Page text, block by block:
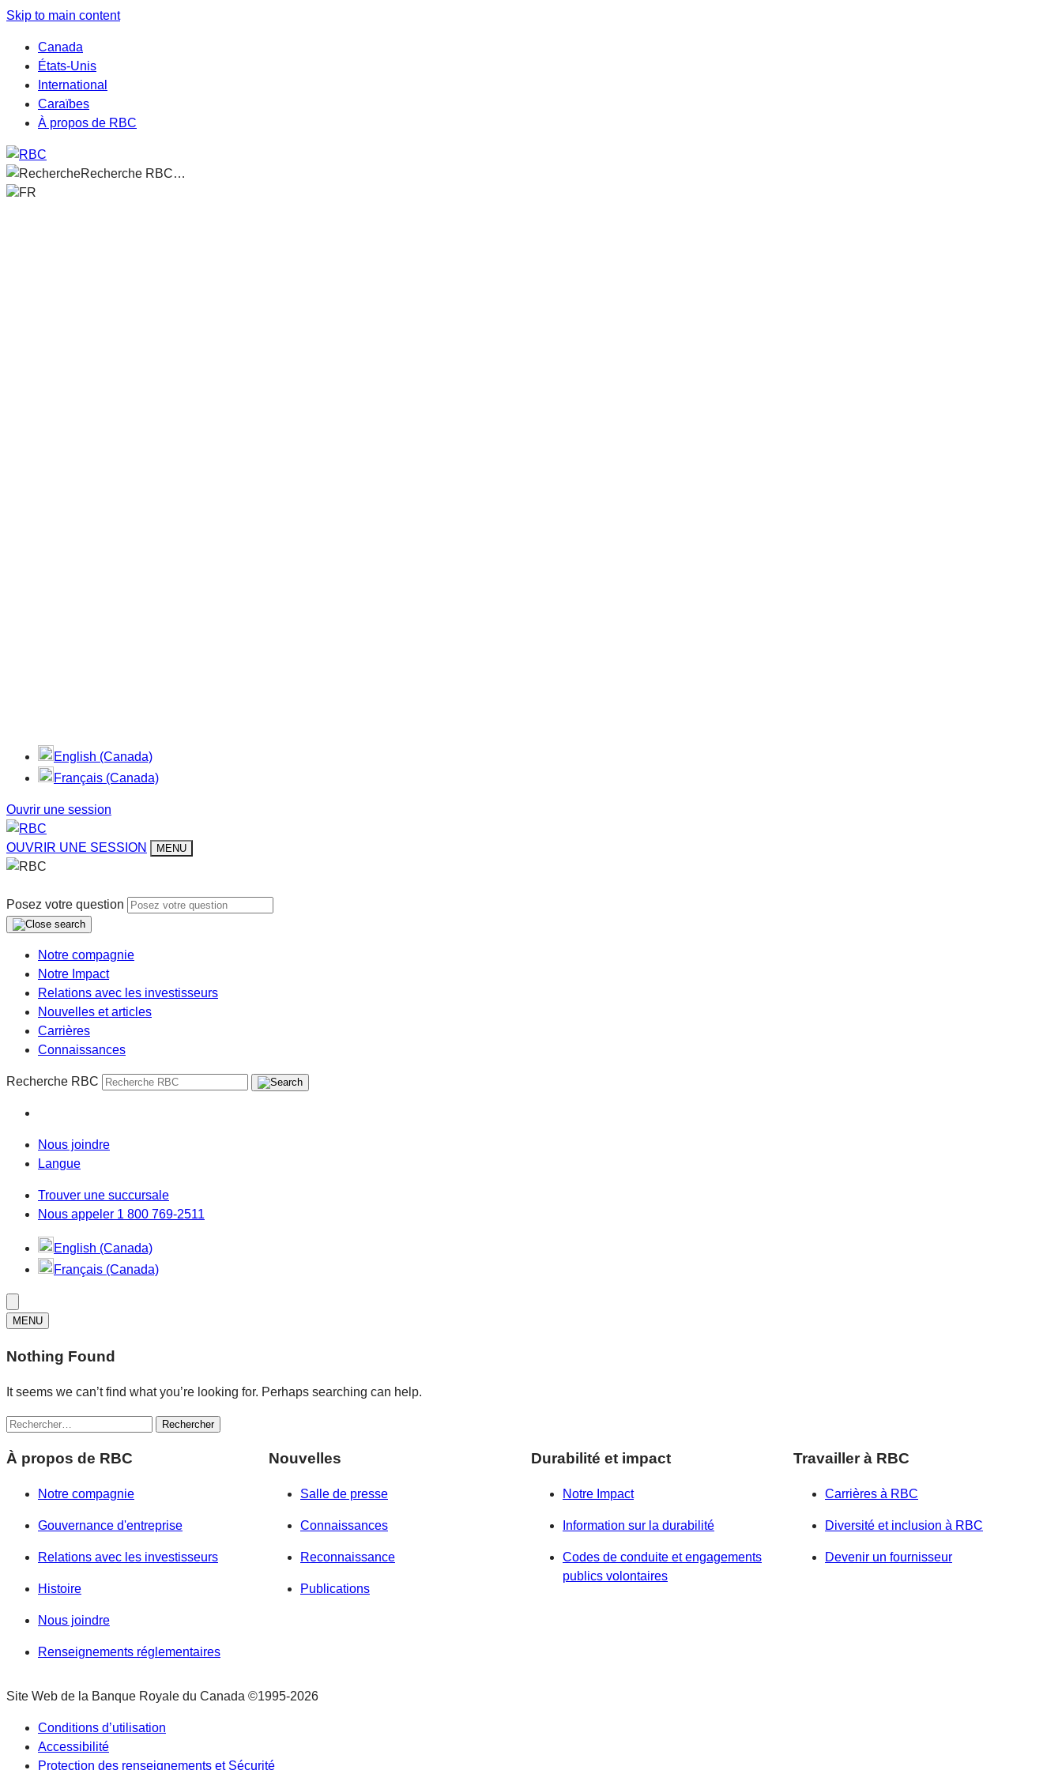
Skip to main content
Canada
États-Unis
International
Caraïbes
À propos de RBC
Recherche RBC…
FR
English (Canada)
Français (Canada)
Ouvrir une session
OUVRIR UNE SESSION MENU
Posez votre question
Notre compagnie
Notre Impact
Relations avec les investisseurs
Nouvelles et articles
Carrières
Connaissances
Recherche RBC
Nous joindre
Langue
Trouver une succursale
Nous appeler 1 800 769-2511
English (Canada)
Français (Canada)
MENU
Nothing Found
It seems we can’t find what you’re looking for. Perhaps searching can help.
Rechercher :
À propos de RBC
Notre compagnie
Gouvernance d'entreprise
Relations avec les investisseurs
Histoire
Nous joindre
Renseignements réglementaires
Nouvelles
Salle de presse
Connaissances
Reconnaissance
Publications
Durabilité et impact
Notre Impact
Information sur la durabilité
Codes de conduite et engagements
publics volontaires
Travailler à RBC
Carrières à RBC
Diversité et inclusion à RBC
Devenir un fournisseur
Site Web de la Banque Royale du Canada ©1995-2026
Conditions d’utilisation
Accessibilité
Protection des renseignements et Sécurité